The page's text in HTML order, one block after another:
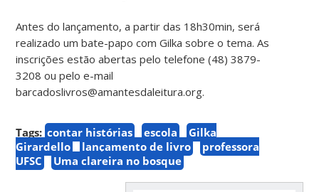
Antes do lançamento, a partir das 18h30min, será
realizado um bate-papo com Gilka sobre o tema. As
inscrições estão abertas pelo telefone (48) 3879-
3208 ou pelo e-mail
barcadoslivros@amantesdaleitura.org.
Tags: contar histórias escola
Gilka
Girardello
lançamento de livro
professora
UFSC
Uma clareira no bosque